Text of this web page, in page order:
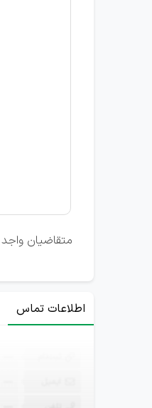
متقاضیان
اطلاعات تماس